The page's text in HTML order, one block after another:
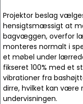
Projektor beslag
hensigtsmæssigt at
bagvæggen, overfor
monteres normalt i
et møbel under
fikseret 100% med et
vibrationer fra
dirre, hvilket kan være
undervisningen.